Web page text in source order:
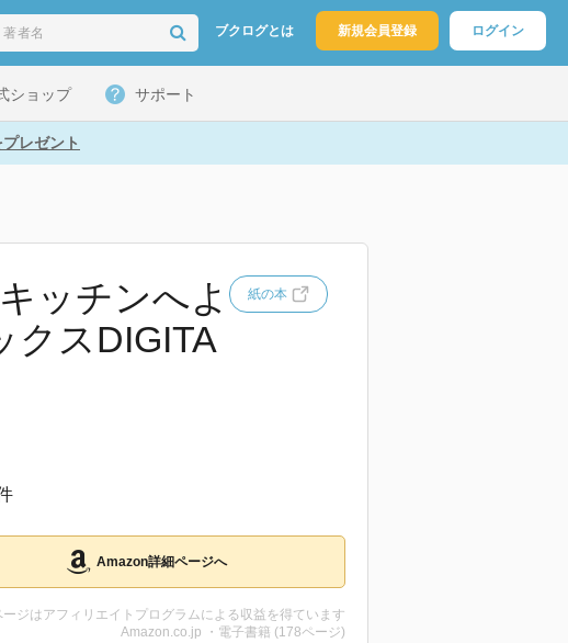
ブクログとは 新規会員登録 ログイン
ショップ サポート
レゼント
ッチンへよ
クスDIGITA
紙の本
Amazon詳細ページへ
ージはアフィリエイトプログラムによる収益を得ています
Amazon.co.jp ・電子書籍 (178ページ)